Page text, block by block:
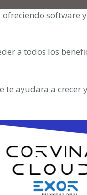
ofreciendo
a todos los
ayudara a crecer